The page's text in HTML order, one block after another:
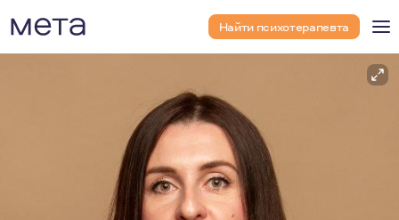
Найти психотерапевта